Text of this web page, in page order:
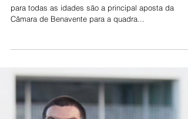
Jorge Talixa
8 de dez. de 2021
Benavente reafirma aposta nos
Mercados de Natal
“Mercados de Natal” com actividades diversificadas
para todas as idades são a principal aposta da
Câmara de Benavente para a quadra...